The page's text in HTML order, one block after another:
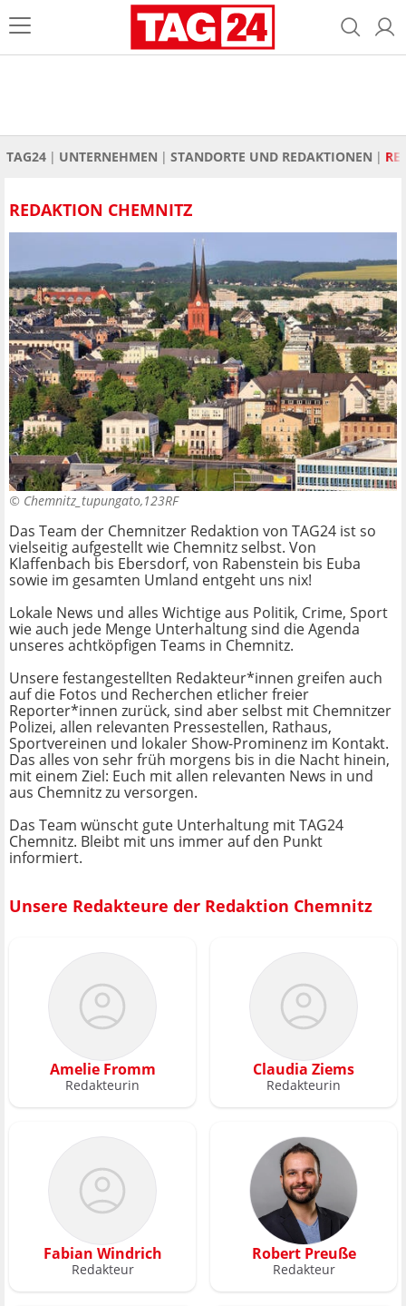
TAG24 UNTERNEHMEN STANDORTE UND REDAKTIONEN
REDAKTION CHEMNITZ
© Chemnitz_tupungato,123RF
Das Team der Chemnitzer Redaktion von TAG24 ist so
vielseitig aufgestellt wie Chemnitz selbst. Von
Klaffenbach bis Ebersdorf, von Rabenstein bis Euba
sowie im gesamten Umland entgeht uns nix!
Lokale News und alles Wichtige aus Politik, Crime, Sport
wie auch jede Menge Unterhaltung sind die Agenda
unseres achtköpfigen Teams in Chemnitz.
Unsere festangestellten Redakteur*innen greifen auch
auf die Fotos und Recherchen etlicher freier
Reporter*innen zurück, sind aber selbst mit Chemnitzer
Polizei, allen relevanten Pressestellen, Rathaus,
Sportvereinen und lokaler Show-Prominenz im Kontakt.
Das alles von sehr früh morgens bis in die Nacht hinein,
mit einem Ziel: Euch mit allen relevanten News in und
aus Chemnitz zu versorgen.
Das Team wünscht gute Unterhaltung mit TAG24
Chemnitz. Bleibt mit uns immer auf den Punkt
informiert.
Unsere Redakteure der Redaktion Chemnitz
Amelie Fromm
Redakteurin
Claudia Ziems
Redakteurin
Fabian Windrich
Redakteur
Robert Preuße
Redakteur